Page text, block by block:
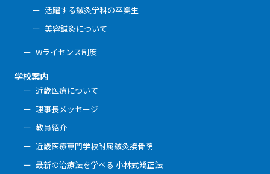
活躍する鍼灸学科の卒業生
美容鍼灸について
Wライセンス制度
学校案内
近畿医療について
理事長メッセージ
教員紹介
近畿医療専門学校附属鍼灸接骨院
最新の治療法を学べる 小林式矯正法